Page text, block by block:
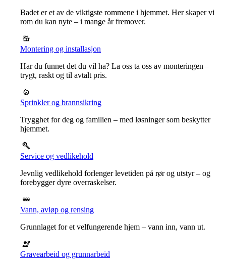
Badet er et av de viktigste rommene i hjemmet. Her skaper vi
rom du kan nyte – i mange år fremover.
Montering og installasjon
Har du funnet det du vil ha? La oss ta oss av monteringen –
trygt, raskt og til avtalt pris.
Sprinkler og brannsikring
Trygghet for deg og familien – med løsninger som beskytter
hjemmet.
Service og vedlikehold
Jevnlig vedlikehold forlenger levetiden på rør og utstyr – og
forebygger dyre overraskelser.
Vann, avløp og rensing
Grunnlaget for et velfungerende hjem – vann inn, vann ut.
Gravearbeid og grunnarbeid